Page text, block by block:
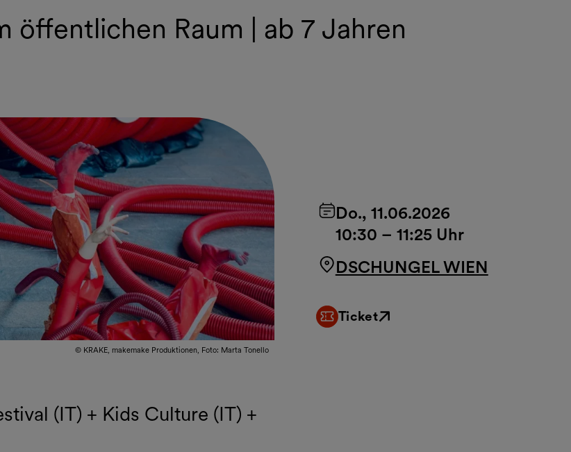
öffentlichen Raum | ab 7 Jahren
© KRAKE, makemake Produktionen, Foto: Marta Tonello
Do., 11.06.2026
10:30 – 11:25 Uhr
DSCHUNGEL WIEN
Ticket
Externer Link
(IT) + Kids Culture (IT) +